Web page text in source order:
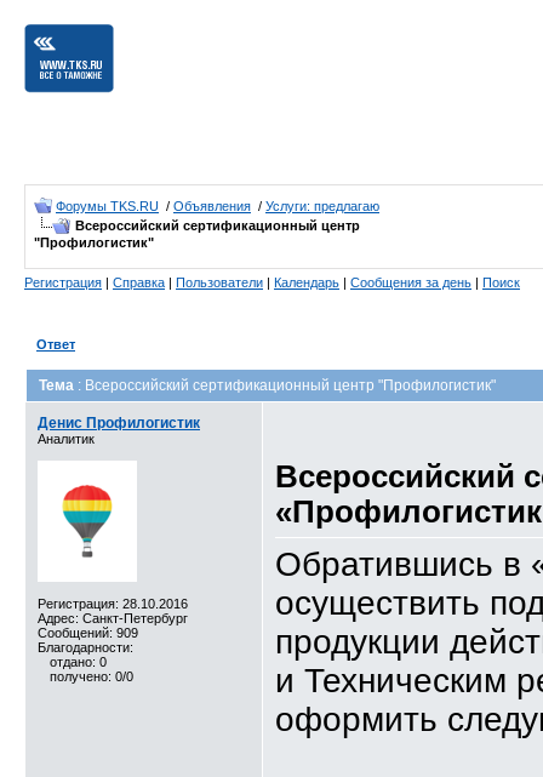
Форумы TKS.RU / Объявления / Услуги: предлагаю
Всероссийский сертификационный центр
"Профилогистик"
Регистрация | Справка | Пользователи | Календарь | Сообщения за день | Поиск
Ответ
Тема : Всероссийский сертификационный центр "Профилогистик"
Денис Профилогистик
Аналитик
Регистрация: 28.10.2016
Адрес: Санкт-Петербург
Сообщений: 909
Благодарности:
отдано: 0
получено: 0/0
Всероссийский
Обратившись в
осуществить
продукции
и Техническим
оформить